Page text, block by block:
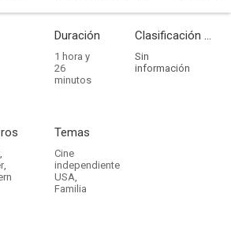
Duración
1 hora y
26
minutos
Clasificación por edades
Sin
información
,
,
Temas
Cine
independiente
USA,
Familia